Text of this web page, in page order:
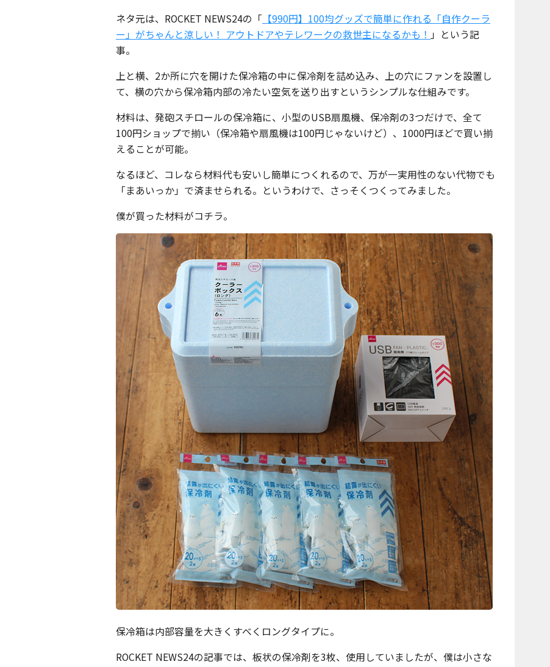
ネタ元は、ROCKET NEWS24の「 【990円】100均グッズで簡単に作れる「自作クーラ
ー」がちゃんと涼しい！ アウトドアやテレワークの救世主になるかも！ 」という記
事。
上と横、2か所に穴を開けた保冷箱の中に保冷剤を詰め込み、上の穴にファンを設置し
て、横の穴から保冷箱内部の冷たい空気を送り出すというシンプルな仕組みです。
材料は、発砲スチロールの保冷箱に、小型のUSB扇風機、保冷剤の3つだけで、全て
100円ショップで揃い（保冷箱や扇風機は100円じゃないけど）、1000円ほどで買い揃
えることが可能。
なるほど、コレなら材料代も安いし簡単につくれるので、万が一実用性のない代物でも
「まあいっか」で済ませられる。というわけで、さっそくつくってみました。
僕が買った材料がコチラ。
保冷箱は内部容量を大きくすべくロングタイプに。
ROCKET NEWS24の記事では、板状の保冷剤を3枚、使用していましたが、僕は小さな